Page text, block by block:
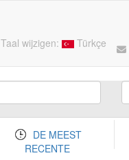
Taal wijzigen: Türkçe
DE MEEST
RECENTE